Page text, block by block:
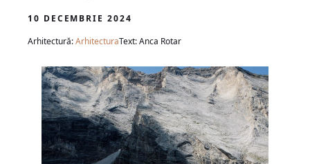
10 DECEMBRIE 2024
Arhitectură:ArhitecturaText: Anca Rotar